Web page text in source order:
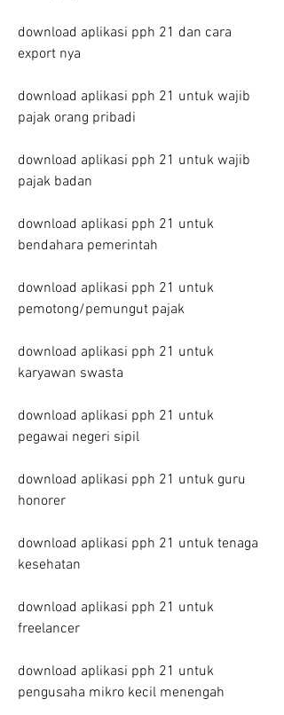
download aplikasi pph 21 dan cara
export nya
download aplikasi pph 21 untuk wajib
pajak orang pribadi
download aplikasi pph 21 untuk wajib
pajak badan
download aplikasi pph 21 untuk
bendahara pemerintah
download aplikasi pph 21 untuk
pemotong/pemungut pajak
download aplikasi pph 21 untuk
karyawan swasta
download aplikasi pph 21 untuk
pegawai negeri sipil
download aplikasi pph 21 untuk guru
honorer
download aplikasi pph 21 untuk tenaga
kesehatan
download aplikasi pph 21 untuk
freelancer
download aplikasi pph 21 untuk
pengusaha mikro kecil menengah